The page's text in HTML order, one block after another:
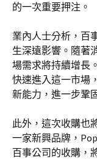
的一次重要押注。
業內人士分析，百
生深遠影響。隨著
場需求將持續增長
快速進入這一市場
新能力，進一步鞏
此外，這次收購也
一家新興品牌，
百事公司的收購，